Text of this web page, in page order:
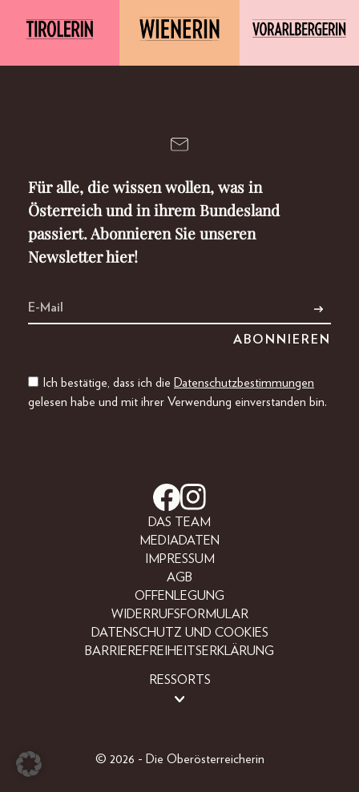
Für alle, die wissen wollen, was in
Österreich und in ihrem Bundesland
passiert. Abonnieren Sie unseren
Newsletter hier!
Ich bestätige, dass ich die Datenschutzbestimmungen
gelesen habe und mit ihrer Verwendung einverstanden bin.
DAS TEAM
MEDIADATEN
IMPRESSUM
AGB
OFFENLEGUNG
WIDERRUFSFORMULAR
DATENSCHUTZ UND COOKIES
BARRIEREFREIHEITSERKLÄRUNG
RESSORTS
© 2026 - Die Oberösterreicherin